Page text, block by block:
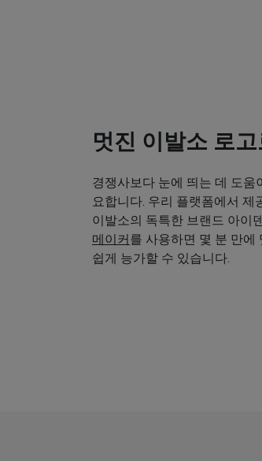
멋진 이발소 로
경쟁사보다 눈에 띄는 데 도움
요합니다. 우리 플랫폼에서
이발소의 독특한 브랜드 아이
메이커 를 사용하면 몇 분 만에
쉽게 능가할 수 있습니다.